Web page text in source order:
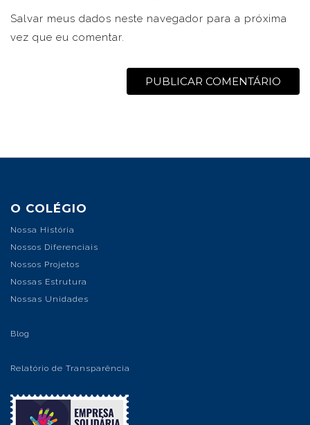
Salvar meus dados neste navegador para a próxima
vez que eu comentar.
O COLÉGIO
Nossa História
Nossos Diferenciais
Nossos Projetos
Nossas Estrutura
Nossas Unidades
Blog
Relatório de Transparência